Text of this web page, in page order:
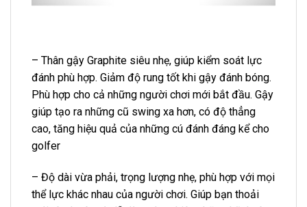
– Thân gậy Graphite siêu nhẹ, giúp kiểm soát lực
đánh phù hợp. Giảm độ rung tốt khi gậy đánh bóng.
Phù hợp cho cả những người chơi mới bắt đầu. Gậy
giúp tạo ra những cũ swing xa hơn, có độ thẳng
cao, tăng hiệu quả của những cú đánh đáng kể cho
golfer
– Độ dài vừa phải, trọng lượng nhẹ, phù hợp với mọi
thể lực khác nhau của người chơi. Giúp bạn thoải